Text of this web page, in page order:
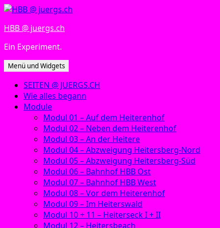
Zum
springen
HBB @ juergs.ch
Ein Experiment.
Menü und Widgets
SEITEN @ JUERGS.CH
Wie alles begann
Module
Modul 01 – Auf dem Heiterenhof
Modul 02 – Neben dem Heiterenhof
Modul 03 – An der Heitere
Modul 04 – Abzweigung Heitersberg-Nord
Modul 05 – Abzweigung Heitersberg-Süd
Modul 06 – Bahnhof HBB Ost
Modul 07 – Bahnhof HBB West
Modul 08 – Vor dem Heiterenhof
Modul 09 – Im Heiterswald
Modul 10 + 11 – Heiterseck I + II
Modul 12 – Heitersbeach